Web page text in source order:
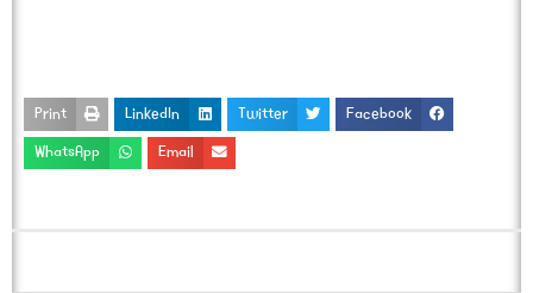
Facebook
Twitter
LinkedIn
Print
Email
WhatsApp